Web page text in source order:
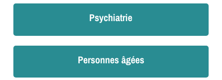
Psychiatrie
Personnes âgées